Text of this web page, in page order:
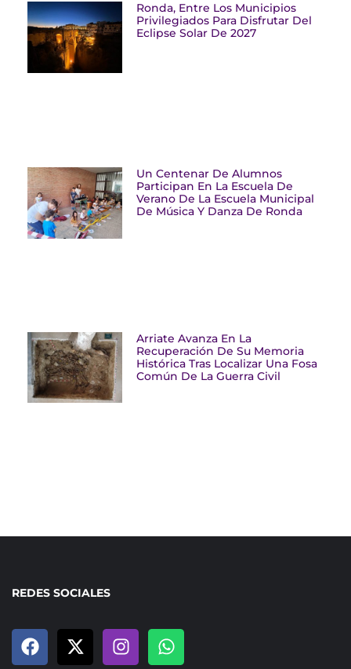
Ronda, Entre Los Municipios
Privilegiados Para Disfrutar Del
Eclipse Solar De 2027
Un Centenar De Alumnos
Participan En La Escuela De
Verano De La Escuela Municipal
De Música Y Danza De Ronda
Arriate Avanza En La
Recuperación De Su Memoria
Histórica Tras Localizar Una Fosa
Común De La Guerra Civil
REDES SOCIALES